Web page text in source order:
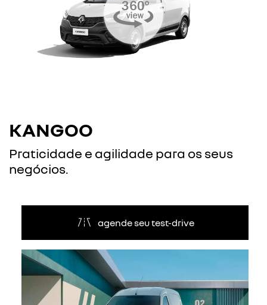
KANGOO
Praticidade e agilidade para os seus
negócios.
agende seu test-drive